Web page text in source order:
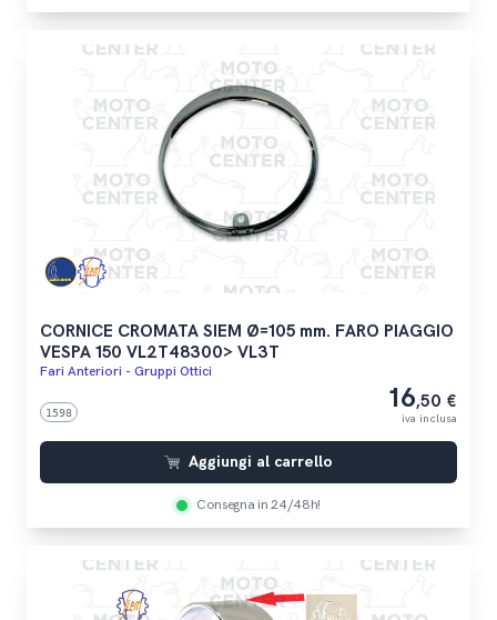
CORNICE CROMATA SIEM Ø=105 mm. FARO PIAGGIO
VESPA 150 VL2T48300> VL3T
Fari Anteriori - Gruppi Ottici
1598 16,50 €
iva inclusa
Aggiungi al carrello
Consegna in 24/48h!